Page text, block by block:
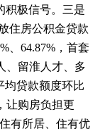
积极信号。三是
住房公积金贷款
、64.87%，首套
、留淮人才、多
均贷款额度环比
让购房负担更
有所居、住有优